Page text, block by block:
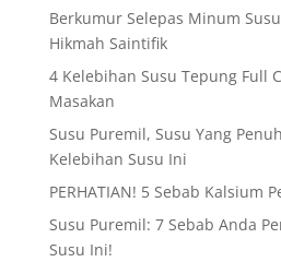
Berkumur Selepas Minum
Hikmah Saintifik
4 Kelebihan Susu Tepung Full
Masakan
Susu Puremil, Susu Yang
Kelebihan Susu Ini
PERHATIAN! 5 Sebab Kalsium
Susu Puremil: 7 Sebab Anda
Susu Ini!